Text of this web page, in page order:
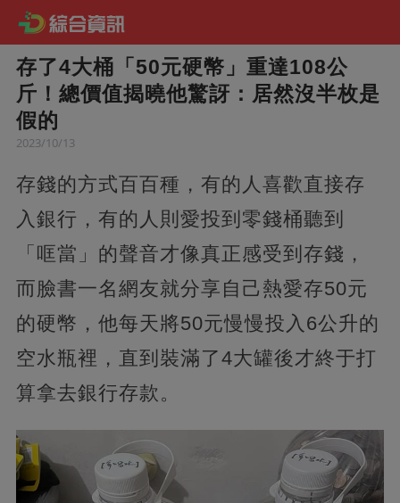
存了4大桶「50元硬幣」重達108公
斤！總價值揭曉他驚訝：居然沒半枚是
假的
2023/10/13
存錢的方式百百種，有的人喜歡直接存
入銀行，有的人則愛投到零錢桶聽到
「哐當」的聲音才像真正感受到存錢，
而臉書一名網友就分享自己熱愛存50元
的硬幣，他每天將50元慢慢投入6公升的
空水瓶裡，直到裝滿了4大罐後才終于打
算拿去銀行存款。